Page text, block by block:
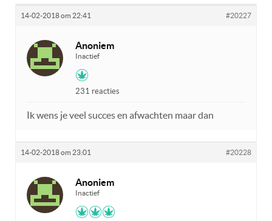
14-02-2018 om 22:41 #20227
Anoniem
Inactief
231 reacties
Ik wens je veel succes en afwachten maar dan
14-02-2018 om 23:01 #20228
Anoniem
Inactief